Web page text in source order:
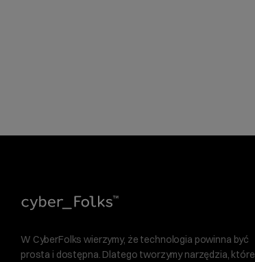
W CyberFolks wierzymy, że technologia powinna być
prosta i dostępna. Dlatego tworzymy narzędzia, które